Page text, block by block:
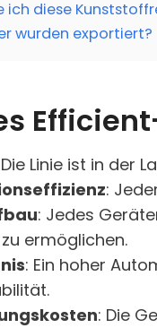
ich diese
wurden exportiert?
Linie ist in der
:
: Jedes
ermöglichen.
: Ein hoher
: Die